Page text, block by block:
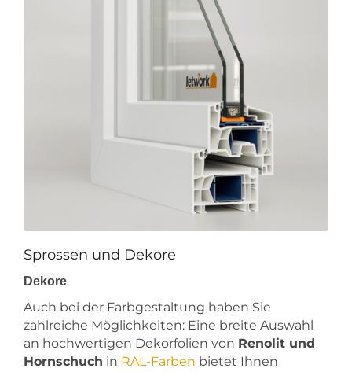
Sprossen und Dekore
Dekore
Auch bei der Farbgestaltung haben Sie
zahlreiche Möglichkeiten: Eine breite Auswahl
an hochwertigen Dekorfolien von Renolit und
Hornschuch in RAL-Farben bietet Ihnen